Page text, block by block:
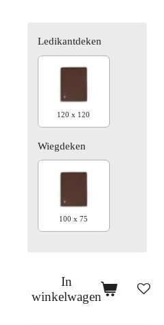
Ledikantdeken
120 x 120
Wiegdeken
100 x 75
In
winkelwagen